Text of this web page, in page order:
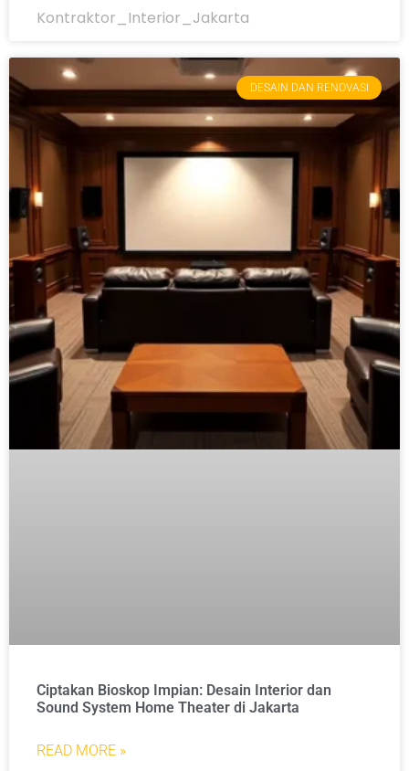
Kontraktor_Interior_Jakarta
DESAIN DAN RENOVASI
Ciptakan Bioskop Impian: Desain Interior dan
Sound System Home Theater di Jakarta
READ MORE »